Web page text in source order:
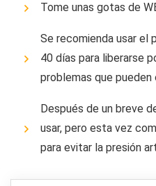
Tome unas gotas de
Se recomienda usar el
40 días para liberarse
problemas que pueden
Después de un breve
usar, pero esta vez
para evitar la presión